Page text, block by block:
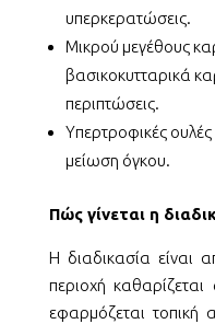
υπερκερατώσεις.
Μικρού μεγέθους
βασικοκυτταρικά
περιπτώσεις.
Υπερτροφικές ουλές
μείωση όγκου.
Πώς γίνεται η
Η διαδικασία είναι
περιοχή καθαρίζεται
εφαρμόζεται τοπική